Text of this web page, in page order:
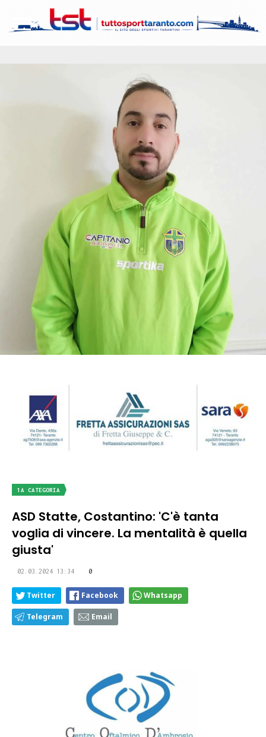
1A CATEGORIA
ASD Statte, Costantino: 'C'è tanta
voglia di vincere. La mentalità è quella
giusta'
02.03.2024 13:34 0
Twitter Facebook Whatsapp
Telegram Email